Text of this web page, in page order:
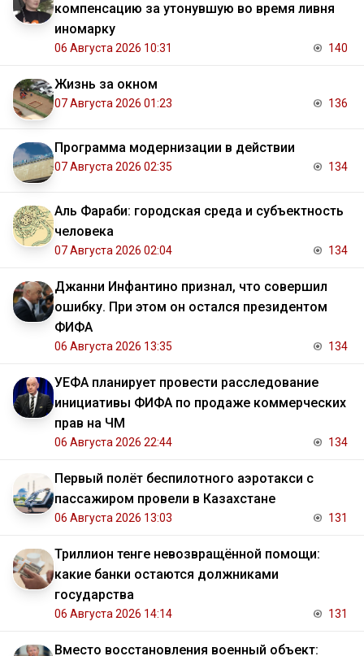
компенсацию за утонувшую во время ливня
иномарку
06 Августа 2026 10:31 140
Жизнь за окном
07 Августа 2026 01:23 136
Программа модернизации в действии
07 Августа 2026 02:35 134
Аль Фараби: городская среда и субъектность
человека
07 Августа 2026 02:04 134
Джанни Инфантино признал, что совершил
ошибку. При этом он остался президентом
ФИФА
06 Августа 2026 13:35 134
УЕФА планирует провести расследование
инициативы ФИФА по продаже коммерческих
прав на ЧМ
06 Августа 2026 22:44 134
Первый полёт беспилотного аэротакси с
пассажиром провели в Казахстане
06 Августа 2026 13:03 131
Триллион тенге невозвращённой помощи:
какие банки остаются должниками
государства
06 Августа 2026 14:14 131
Вместо восстановления военный объект: